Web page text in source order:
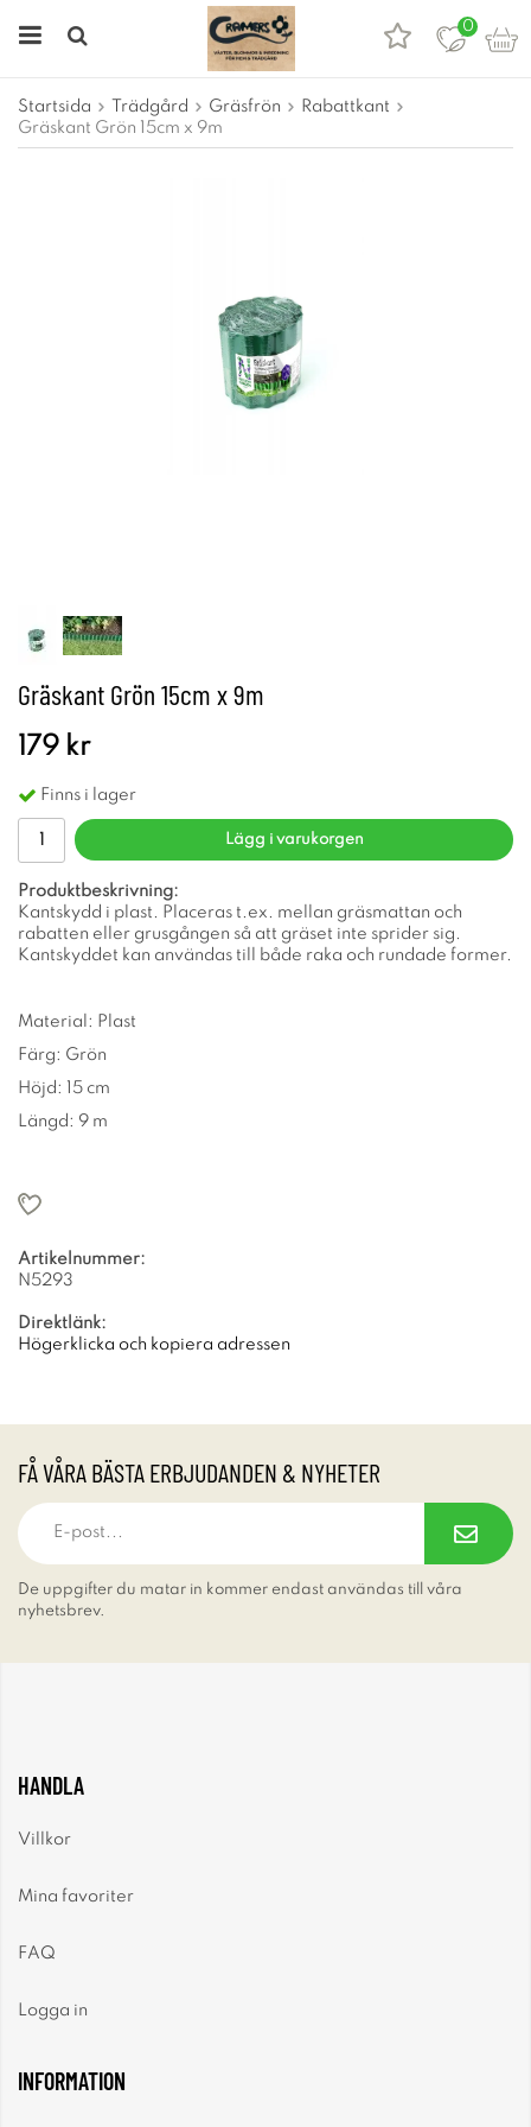
0
Startsida Trädgård Gräsfrön
Rabattkant
Gräskant Grön 15cm x 9m
Gräskant Grön 15cm x 9m
179 kr
Finns i lager
Lägg i varukorgen
Produktbeskrivning:
Kantskydd i plast. Placeras t.ex. mellan gräsmattan och
rabatten eller grusgången så att gräset inte sprider sig.
Kantskyddet kan användas till både raka och rundade former.
Material: Plast
Färg: Grön
Höjd: 15 cm
Längd: 9 m
Artikelnummer:
N5293
Direktlänk:
Högerklicka och kopiera adressen
FÅ VÅRA BÄSTA ERBJUDANDEN & NYHETER
De uppgifter du matar in kommer endast användas till våra
nyhetsbrev.
HANDLA
Villkor
Mina favoriter
FAQ
Logga in
INFORMATION